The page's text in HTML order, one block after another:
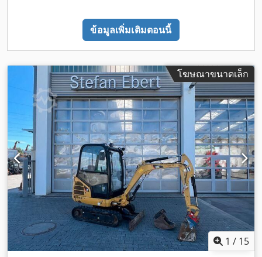
ข้อมูลเพิ่มเติมตอนนี้
โฆษณาขนาดเล็ก
1 / 15